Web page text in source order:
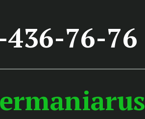
436-76-76